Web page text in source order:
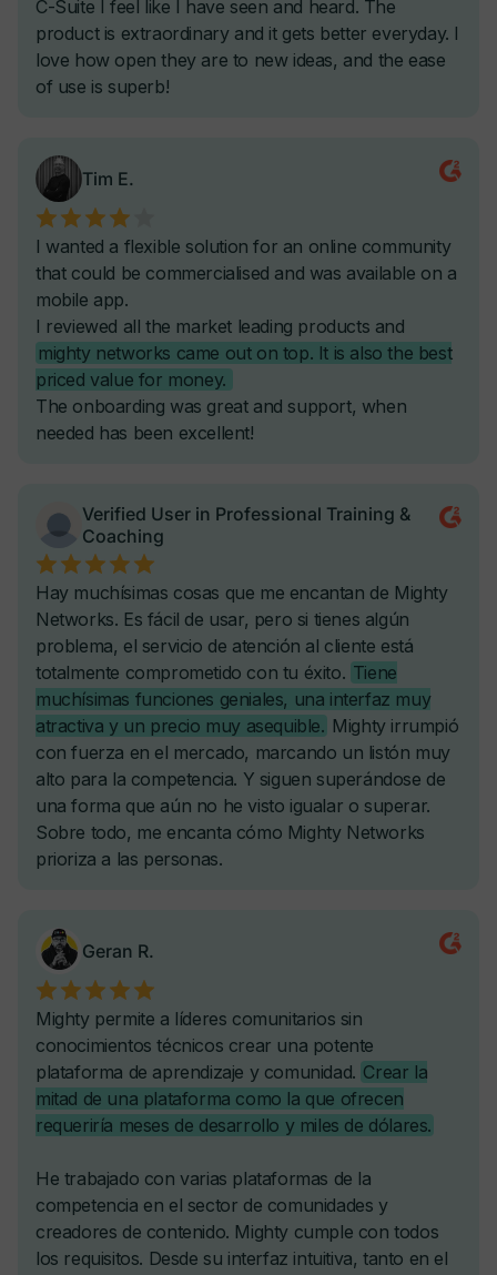
Automatizaciones de Cursos y Gamificación
Automatizaciones de Onboarding y Asistencia
-
Automatizaciones Relacionadas con Actividad y
Contenido
- -
-
- -
Etiquetado de email opcional (white label)
-
Solicitudes de API sin cabecera
Reportes automatizados personalizados
Cursos